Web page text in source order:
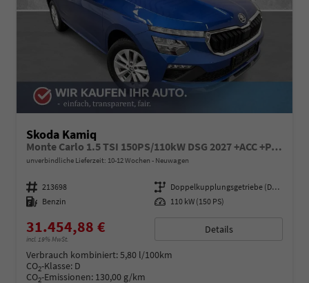
Skoda Kamiq
Monte Carlo 1.5 TSI 150PS/110kW DSG 2027 +ACC +PANO +MATRIX +17" ALU
unverbindliche Lieferzeit: 10-12 Wochen Neuwagen
Fahrzeugnummer 213698 Getriebe
Doppelkupplungsgetriebe (DSG)
Kraftstoff Benzin Leistung 110 kW (150 PS)
31.454,88 €
incl. 19% MwSt.
Details
Verbrauch kombiniert:5,80 l/100km
CO2-Klasse: D
CO2-Emissionen: 130,00 g/km